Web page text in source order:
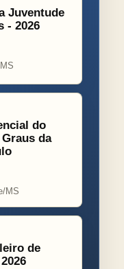
Juventude
- 2026
do
da
MS
de